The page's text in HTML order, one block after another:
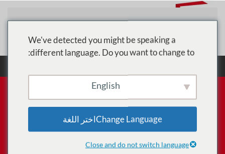
مقدمة لتدريب Dreamweaver
We've detected you might be speaking a
different language. Do you want to change to:
English
Change Languageاختر اللغة
Close and do not switch language